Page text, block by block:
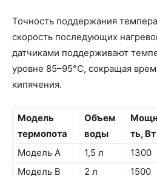
Точность поддержания
скорость последующих
датчиками поддерживают
уровне 85–95°С, сокращая
кипячения.
Модель
термопота
Объем
воды
ть, Вт
Модель А
1,5 л 1300
Модель B
2 л 1500